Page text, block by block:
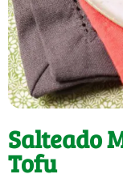
Salteado
Tofu